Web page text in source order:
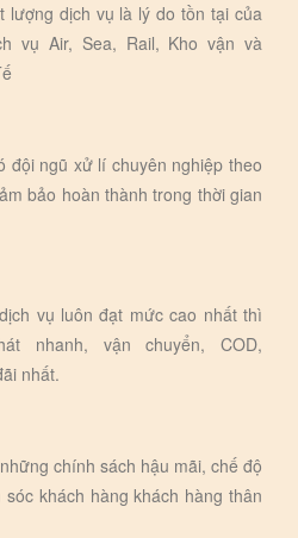
lượng dịch vụ là lý do tồn tại của
vụ Air, Sea, Rail, Kho vận và
đội ngũ xử lí chuyên nghiệp theo
bảo hoàn thành trong thời gian
vụ luôn đạt mức cao nhất thì
nhanh, vận chuyển, COD,
nhất.
chính sách hậu mãi, chế độ
khách hàng khách hàng thân